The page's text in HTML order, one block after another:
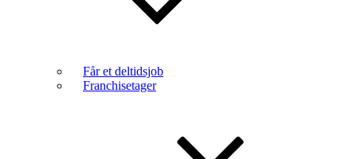
Får et deltidsjob
Franchisetager